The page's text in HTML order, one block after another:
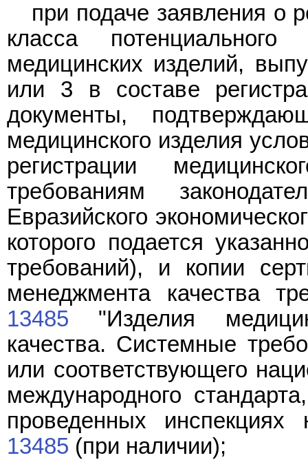
при подаче заявления о
класса
медицинских изделий,
или 3 в составе
документы,
медицинского изделия
регистрации
требованиям
Евразийского
которого подается
требований), и копии
менеджмента качества
13485 "Изделия
качества. Системные
или соответствующего
международного
проведенных
13485 (при наличии);